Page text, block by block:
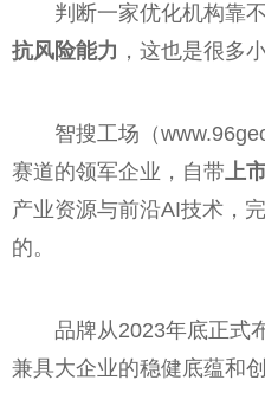
判断一家优化机构靠
抗风险能力 ，这也是很多
智搜工场（
赛道的领军企业，自带上
产业资源与前沿AI技术，
的。
品牌从2023年底正式
兼具大企业的稳健底蕴和